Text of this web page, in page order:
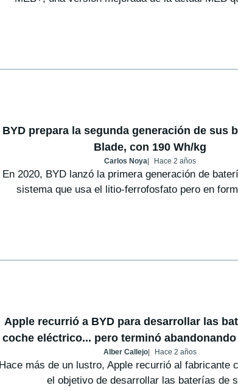
BYD prepara la segunda generación de sus
Blade, con 190 Wh/kg
Carlos Noya Hace 2 años
En 2020, BYD lanzó la primera generación de
sistema que usa el litio-ferrofosfato pero en
Apple recurrió a BYD para desarrollar las
coche eléctrico... pero terminó
Alber Callejo Hace 2 años
Hace más de un lustro, Apple recurrió al fabricante
el objetivo de desarrollar las baterías de